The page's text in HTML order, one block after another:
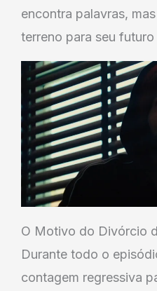
encontra palavras,
terreno para seu futuro
O Motivo do Divórcio
Durante todo o
contagem regressiva